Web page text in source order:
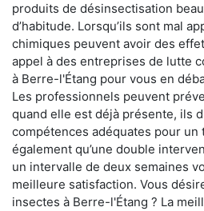
produits de désinsectisation
d’habitude. Lorsqu’ils sont mal
chimiques peuvent avoir des
appel à des entreprises de lutte
à Berre-l'Étang pour vous en
Les professionnels peuvent
quand elle est déjà présente, ils
compétences adéquates pour un
également qu’une double
un intervalle de deux semaines
meilleure satisfaction. Vous
insectes à Berre-l'Étang ? La